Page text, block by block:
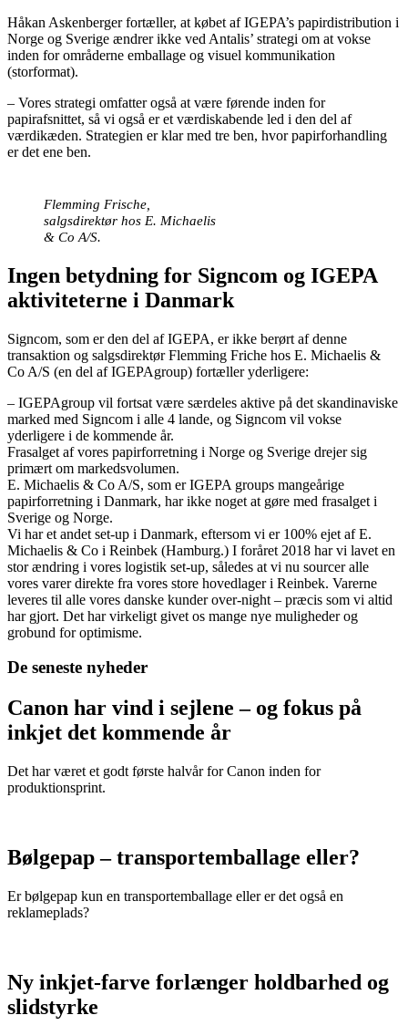
Håkan Askenberger fortæller, at købet af IGEPA’s papirdistribution i
Norge og Sverige ændrer ikke ved Antalis’ strategi om at vokse
inden for områderne emballage og visuel kommunikation
(storformat).
– Vores strategi omfatter også at være førende inden for
papirafsnittet, så vi også er et værdiskabende led i den del af
værdikæden. Strategien er klar med tre ben, hvor papirforhandling
er det ene ben.
Flemming Frische,
salgsdirektør hos E. Michaelis
& Co A/S.
Ingen betydning for Signcom og IGEPA
aktiviteterne i Danmark
Signcom, som er den del af IGEPA, er ikke berørt af denne
transaktion og salgsdirektør Flemming Friche hos E. Michaelis &
Co A/S (en del af IGEPAgroup) fortæller yderligere:
– IGEPAgroup vil fortsat være særdeles aktive på det skandinaviske
marked med Signcom i alle 4 lande, og Signcom vil vokse
yderligere i de kommende år.
Frasalget af vores papirforretning i Norge og Sverige drejer sig
primært om markedsvolumen.
E. Michaelis & Co A/S, som er IGEPA groups mangeårige
papirforretning i Danmark, har ikke noget at gøre med frasalget i
Sverige og Norge.
Vi har et andet set-up i Danmark, eftersom vi er 100% ejet af E.
Michaelis & Co i Reinbek (Hamburg.) I foråret 2018 har vi lavet en
stor ændring i vores logistik set-up, således at vi nu sourcer alle
vores varer direkte fra vores store hovedlager i Reinbek. Varerne
leveres til alle vores danske kunder over-night – præcis som vi altid
har gjort. Det har virkeligt givet os mange nye muligheder og
grobund for optimisme.
De seneste nyheder
Canon har vind i sejlene – og fokus på
inkjet det kommende år
Det har været et godt første halvår for Canon inden for
produktionsprint.
Bølgepap – transportemballage eller?
Er bølgepap kun en transportemballage eller er det også en
reklameplads?
Ny inkjet-farve forlænger holdbarhed og
slidstyrke